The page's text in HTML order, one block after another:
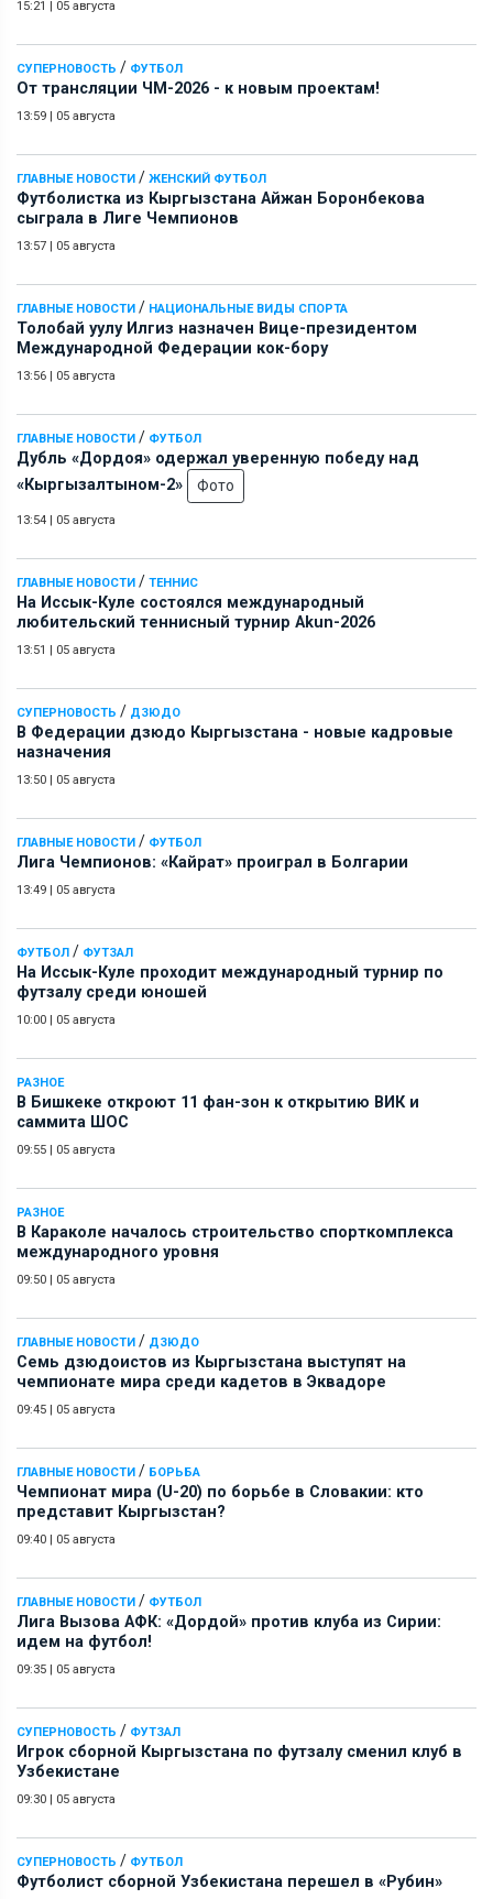
15:21 | 05 августа
СУПЕРНОВОСТЬ / ФУТБОЛ
От трансляции ЧМ-2026 - к новым проектам!
13:59 | 05 августа
ГЛАВНЫЕ НОВОСТИ / ЖЕНСКИЙ ФУТБОЛ
Футболистка из Кыргызстана Айжан Боронбекова
сыграла в Лиге Чемпионов
13:57 | 05 августа
ГЛАВНЫЕ НОВОСТИ / НАЦИОНАЛЬНЫЕ ВИДЫ СПОРТА
Толобай уулу Илгиз назначен Вице-президентом
Международной Федерации кок-бору
13:56 | 05 августа
ГЛАВНЫЕ НОВОСТИ / ФУТБОЛ
Дубль «Дордоя» одержал уверенную победу над
«Кыргызалтыном-2»
Фото
13:54 | 05 августа
ГЛАВНЫЕ НОВОСТИ / ТЕННИС
На Иссык-Куле состоялся международный
любительский теннисный турнир Akun-2026
13:51 | 05 августа
СУПЕРНОВОСТЬ / ДЗЮДО
В Федерации дзюдо Кыргызстана - новые кадровые
назначения
13:50 | 05 августа
ГЛАВНЫЕ НОВОСТИ / ФУТБОЛ
Лига Чемпионов: «Кайрат» проиграл в Болгарии
13:49 | 05 августа
ФУТБОЛ / ФУТЗАЛ
На Иссык-Куле проходит международный турнир по
футзалу среди юношей
10:00 | 05 августа
РАЗНОЕ
В Бишкеке откроют 11 фан-зон к открытию ВИК и
саммита ШОС
09:55 | 05 августа
РАЗНОЕ
В Караколе началось строительство спорткомплекса
международного уровня
09:50 | 05 августа
ГЛАВНЫЕ НОВОСТИ / ДЗЮДО
Семь дзюдоистов из Кыргызстана выступят на
чемпионате мира среди кадетов в Эквадоре
09:45 | 05 августа
ГЛАВНЫЕ НОВОСТИ / БОРЬБА
Чемпионат мира (U-20) по борьбе в Словакии: кто
представит Кыргызстан?
09:40 | 05 августа
ГЛАВНЫЕ НОВОСТИ / ФУТБОЛ
Лига Вызова АФК: «Дордой» против клуба из Сирии:
идем на футбол!
09:35 | 05 августа
СУПЕРНОВОСТЬ / ФУТЗАЛ
Игрок сборной Кыргызстана по футзалу сменил клуб в
Узбекистане
09:30 | 05 августа
СУПЕРНОВОСТЬ / ФУТБОЛ
Футболист сборной Узбекистана перешел в «Рубин»